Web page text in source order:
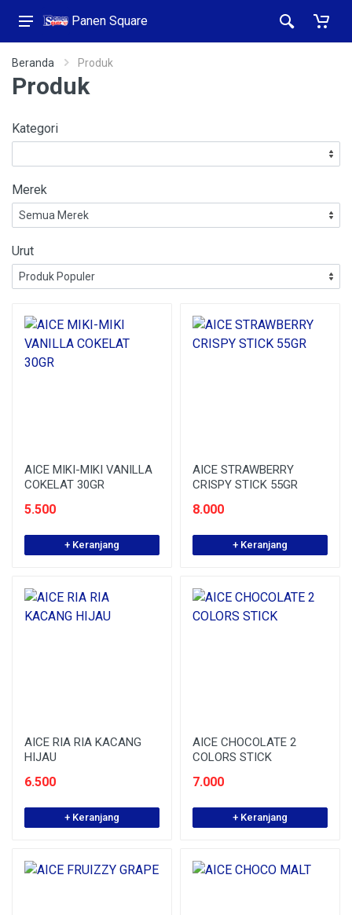
Panen Square
Beranda Produk
Produk
Kategori
Merek
Urut
AICE MIKI-MIKI VANILLA
COKELAT 30GR
5.500
+ Keranjang
AICE STRAWBERRY
CRISPY STICK 55GR
8.000
+ Keranjang
AICE RIA RIA KACANG
HIJAU
6.500
+ Keranjang
AICE CHOCOLATE 2
COLORS STICK
7.000
+ Keranjang